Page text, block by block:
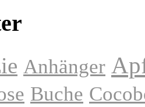
Anhänger
Buche